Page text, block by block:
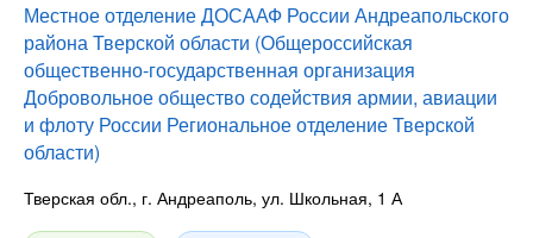
Местное отделение ДОСААФ России Андреапольского
района Тверской области (Общероссийская
общественно-государственная организация
Добровольное общество содействия армии, авиации
и флоту России Региональное отделение Тверской
области)
Тверская обл., г. Андреаполь, ул. Школьная, 1 А